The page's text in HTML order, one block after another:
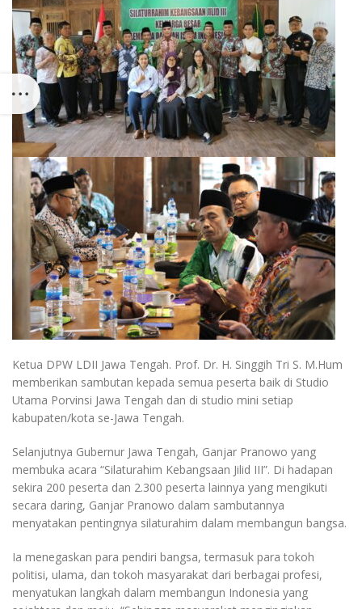
Ketua DPW LDII Jawa Tengah. Prof. Dr. H. Singgih Tri S. M.Hum
memberikan sambutan kepada semua peserta baik di Studio
Utama Porvinsi Jawa Tengah dan di studio mini setiap
kabupaten/kota se-Jawa Tengah.
Selanjutnya Gubernur Jawa Tengah, Ganjar Pranowo yang
membuka acara “Silaturahim Kebangsaan Jilid III”. Di hadapan
sekira 200 peserta dan 2.300 peserta lainnya yang mengikuti
secara daring, Ganjar Pranowo dalam sambutannya
menyatakan pentingnya silaturahim dalam membangun bangsa.
Ia menegaskan para pendiri bangsa, termasuk para tokoh
politisi, ulama, dan tokoh masyarakat dari berbagai profesi,
menyatukan langkah dalam membangun Indonesia yang